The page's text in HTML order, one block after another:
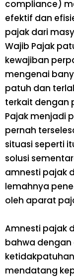
compliance)
efektif dan
pajak dari
Wajib Pajak
kewajiban
mengenai
patuh dan
terkait dengan
Pajak menjadi
pernah
situasi seperti
solusi
amnesti pajak
lemahnya
oleh aparat
Amnesti pajak
bahwa
mendatang